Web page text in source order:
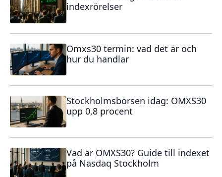
indexrörelser
Omxs30 termin: vad det är och
hur du handlar
Stockholmsbörsen idag: OMXS30
upp 0,8 procent
Vad är OMXS30? Guide till indexet
på Nasdaq Stockholm